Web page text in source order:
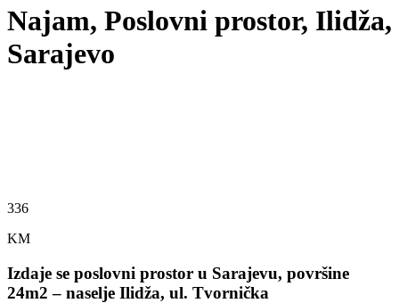
Najam, Poslovni prostor, Ilidža,
Sarajevo
336
KM
Izdaje se poslovni prostor u Sarajevu, površine
24m2 – naselje Ilidža, ul. Tvornička